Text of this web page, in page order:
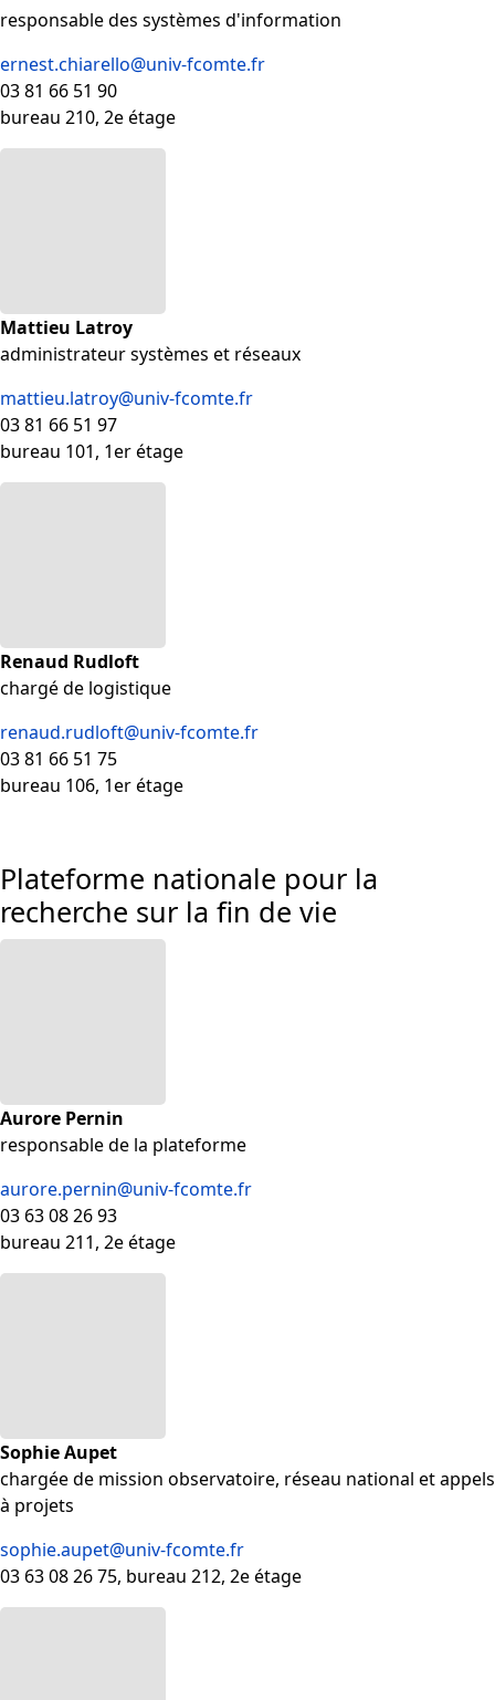
responsable des systèmes d'information
ernest.chiarello@univ-fcomte.fr
03 81 66 51 90
bureau 210, 2e étage
Mattieu Latroy
administrateur systèmes et réseaux
mattieu.latroy@univ-fcomte.fr
03 81 66 51 97
bureau 101, 1er étage
Renaud Rudloft
chargé de logistique
renaud.rudloft@univ-fcomte.fr
03 81 66 51 75
bureau 106, 1er étage
Plateforme nationale pour la
recherche sur la fin de vie
Aurore Pernin
responsable de la plateforme
aurore.pernin@univ-fcomte.fr
03 63 08 26 93
bureau 211, 2e étage
Sophie Aupet
chargée de mission observatoire, réseau national et appels
à projets
sophie.aupet@univ-fcomte.fr
03 63 08 26 75, bureau 212, 2e étage